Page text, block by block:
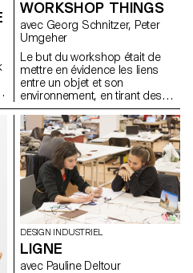
WORKSHOP THINGS
avec Georg Schnitzer, Peter
Umgeher
Le but du workshop était de
mettre en évidence les liens
entre un objet et son
environnement, en tirant des
parallèles et en soulignant les
différences. Cette recherche se
devait d'être inspirante, pratique
et analogue.
DESIGN INDUSTRIEL
LIGNE
avec Pauline Deltour